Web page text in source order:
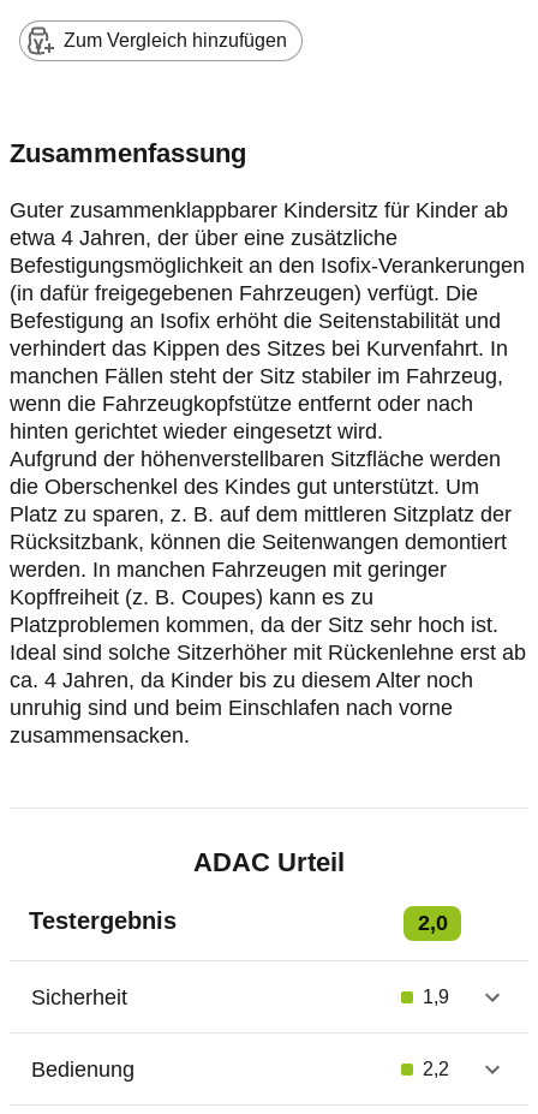
Zum Vergleich hinzufügen
Zusammenfassung
Guter zusammenklappbarer Kindersitz für Kinder ab
etwa 4 Jahren, der über eine zusätzliche
Befestigungsmöglichkeit an den Isofix-Verankerungen
(in dafür freigegebenen Fahrzeugen) verfügt. Die
Befestigung an Isofix erhöht die Seitenstabilität und
verhindert das Kippen des Sitzes bei Kurvenfahrt. In
manchen Fällen steht der Sitz stabiler im Fahrzeug,
wenn die Fahrzeugkopfstütze entfernt oder nach
hinten gerichtet wieder eingesetzt wird.
Aufgrund der höhenverstellbaren Sitzfläche werden
die Oberschenkel des Kindes gut unterstützt. Um
Platz zu sparen, z. B. auf dem mittleren Sitzplatz der
Rücksitzbank, können die Seitenwangen demontiert
werden. In manchen Fahrzeugen mit geringer
Kopffreiheit (z. B. Coupes) kann es zu
Platzproblemen kommen, da der Sitz sehr hoch ist.
Ideal sind solche Sitzerhöher mit Rückenlehne erst ab
ca. 4 Jahren, da Kinder bis zu diesem Alter noch
unruhig sind und beim Einschlafen nach vorne
zusammensacken.
ADAC Urteil
Testergebnis 2,0
Sicherheit 1,9
Bedienung 2,2